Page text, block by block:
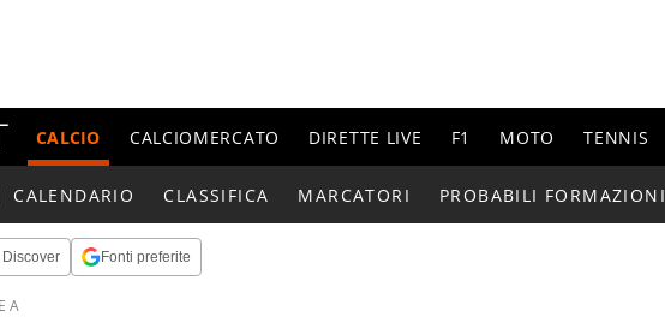
CALCIO CALCIOMERCATO DIRETTE LIVE F1 MOTO TENNIS
CALENDARIO CLASSIFICA MARCATORI PROBABILI FORMAZIONI
Fonti preferite
A